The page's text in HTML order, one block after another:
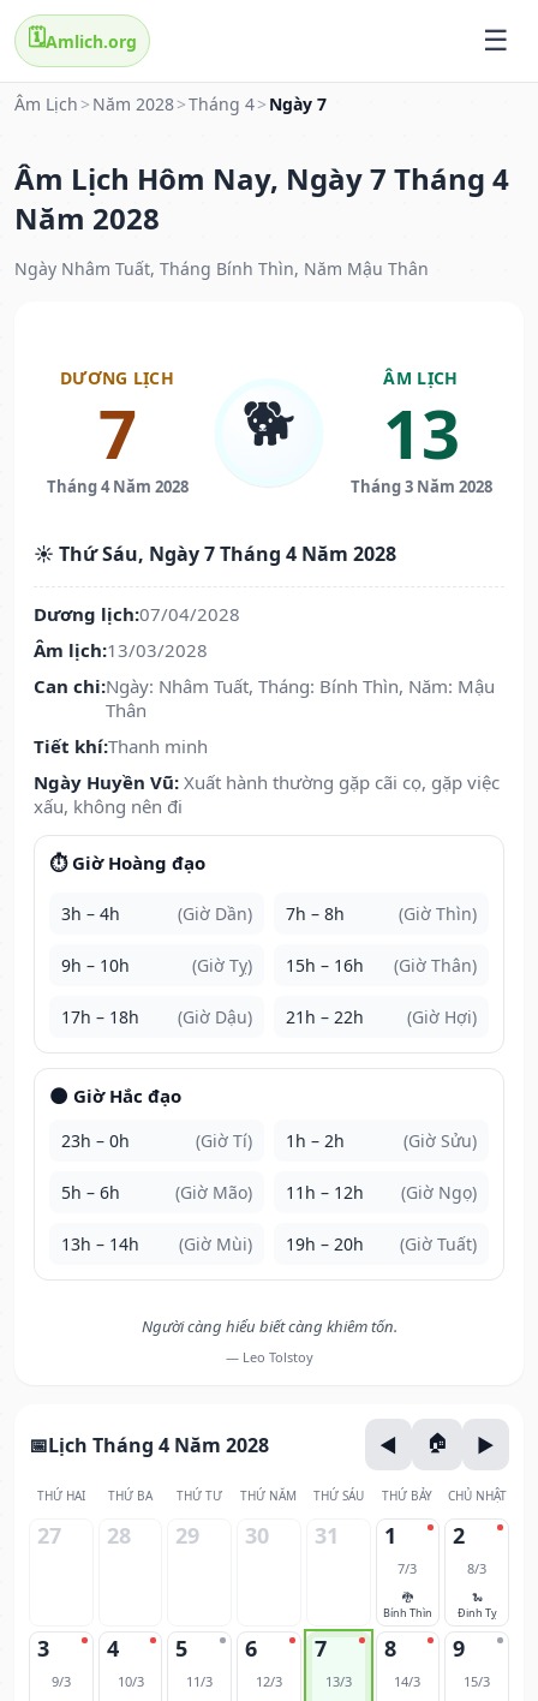
🗓️Amlich.org
Âm Lịch > Năm 2028>Tháng 4> Ngày 7
Âm Lịch Hôm Nay, Ngày 7 Tháng 4
Năm 2028
Ngày Nhâm Tuất, Tháng Bính Thìn, Năm Mậu Thân
DƯƠNG LỊCH
7
Tháng 4 Năm 2028
🐕
ÂM LỊCH
13
Tháng 3 Năm 2028
☀️ Thứ Sáu, Ngày 7 Tháng 4 Năm 2028
Dương lịch:07/04/2028
Âm lịch:13/03/2028
Can chi:Ngày: Nhâm Tuất, Tháng: Bính Thìn, Năm: Mậu
Thân
Tiết khí:Thanh minh
Ngày Huyền Vũ: Xuất hành thường gặp cãi cọ, gặp việc
xấu, không nên đi
⏱️ Giờ Hoàng đạo
3h – 4h (Giờ Dần) 7h – 8h (Giờ Thìn)
9h – 10h (Giờ Tỵ) 15h – 16h (Giờ Thân)
17h – 18h (Giờ Dậu) 21h – 22h (Giờ Hợi)
🌑 Giờ Hắc đạo
23h – 0h (Giờ Tí) 1h – 2h (Giờ Sửu)
5h – 6h (Giờ Mão) 11h – 12h (Giờ Ngọ)
13h – 14h (Giờ Mùi) 19h – 20h (Giờ Tuất)
Người càng hiểu biết càng khiêm tốn.
— Leo Tolstoy
Lịch Tháng 4 Năm 2028
THỨ HAI THỨ BA THỨ TƯ THỨ NĂM THỨ SÁU THỨ BẢY CHỦ NHẬT
27 28 29 30 31 1
7/3
🐉
Bính Thìn
2
8/3
🐍
Đinh Tỵ
3
9/3
4
10/3
5
11/3
6
12/3
7
13/3
8
14/3
9
15/3